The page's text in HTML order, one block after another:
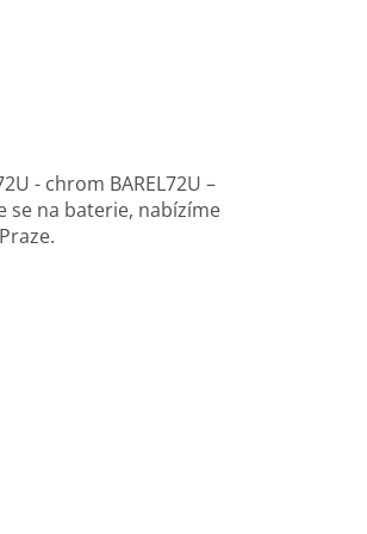
- chrom BAREL72U –
se na baterie, nabízíme